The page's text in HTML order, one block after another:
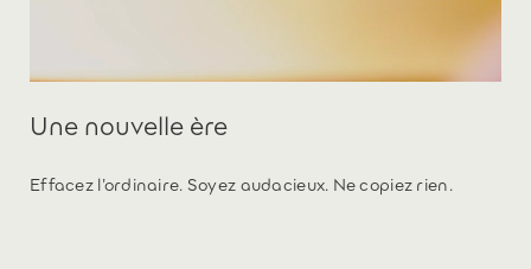
Une nouvelle ère
Effacez l’ordinaire. Soyez audacieux. Ne copiez rien.